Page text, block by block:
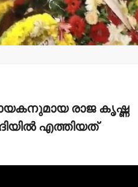
രാജ കൃഷ്ണ
എത്തിയത്